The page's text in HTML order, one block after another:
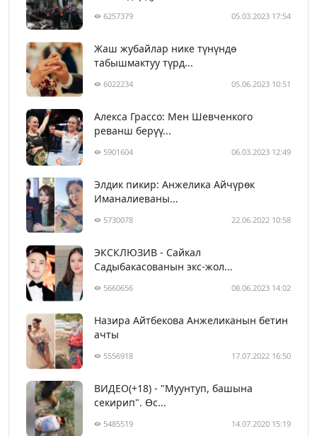
6257379 05.03.2023 17:54
Жаш жубайлар нике түнүндө
табышмактуу түрд...
6022234 05.06.2023 10:51
Алекса Грассо: Мен Шевченкого
реванш берүү...
5901604 06.03.2023 12:49
Элдик пикир: Анжелика Айчүрөк
Иманалиеваны...
5730078 22.06.2022 10:58
ЭКСКЛЮЗИВ - Сайкал
Садыбакасованын экс-жол...
5660656 08.06.2023 14:02
Назира Айтбекова Анжеликанын бетин
ачты
5556918 17.07.2022 16:50
ВИДЕО(+18) - "Муунтуп, башына
секирип". Өс...
5485519 14.07.2020 15:19